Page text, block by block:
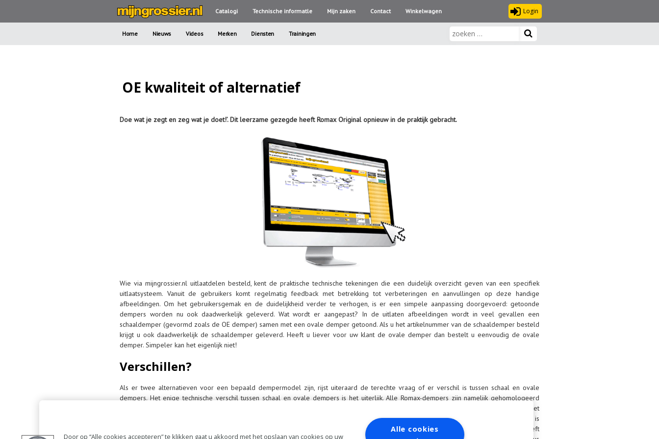
Catalogi Technische informatle Mijn zaken Contact Winkelwagen Login
Home Nieuws Videos Merken Diensten Trainingen
OE kwaliteit of alternatief
Doe wat je zegt en zeg wat je doet!’. Dit leerzame gezegde heeft Romax Original opnieuw in de praktijk gebracht.
Wie via mijngrossier.nl uitlaatdelen besteld, kent de praktische technische tekeningen die een duidelijk overzicht geven van een specifiek
uitlaatsysteem. Vanuit de gebruikers komt regelmatig feedback met betrekking tot verbeteringen en aanvullingen op deze handige
afbeeldingen. Om het gebruikersgemak en de duidelijkheid verder te verhogen, is er een simpele aanpassing doorgevoerd: getoonde
dempers worden nu ook daadwerkelijk geleverd. Wat wordt er aangepast? In de uitlaten afbeeldingen wordt in veel gevallen een
schaaldemper (gevormd zoals de OE demper) samen met een ovale demper getoond. Als u het artikelnummer van de schaaldemper besteld
krijgt u ook daadwerkelijk de schaaldemper geleverd. Heeft u liever voor uw klant de ovale demper dan bestelt u eenvoudig de ovale
demper. Simpeler kan het eigenlijk niet!
Verschillen?
Als er twee alternatieven voor een bepaald dempermodel zijn, rijst uiteraard de terechte vraag of er verschil is tussen schaal en ovale
dempers. Het enige technische verschil tussen schaal en ovale dempers is het uiterlijk. Alle Romax-dempers zijn namelijk gehomologeerd
voor het type auto waarvoor mijngrossier.nl deze aanbiedt. De werking en de pasvorm onder de auto zijn volledig identiek. Ook het
binnenwerk van de beide types is zo ontworpen dat ze dezelfde resultaten geven. Het enige verschil tussen een schaal een ovale demper is
de prijs. Daarmee kan het autobedrijf dus zelf bepalen welke demper aan de klant geleverd wordt; een demper die wat uiterlijk betreft
Door op “Alle cookies accepteren” te klikken gaat u akkoord met het opslaan van cookies op uw
Alle cookies